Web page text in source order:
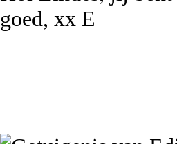
goed, xx E